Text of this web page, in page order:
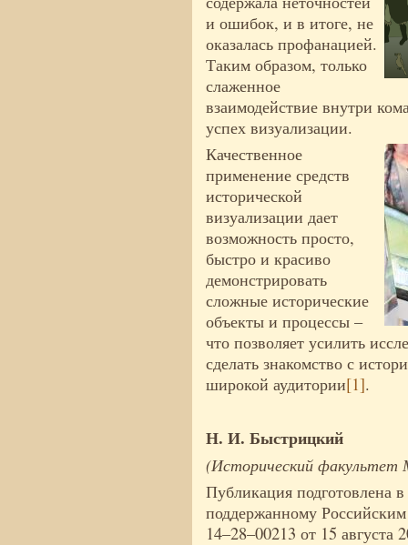
и ошибок, и в итоге, не
оказалась профанацией.
Таким образом, только
слаженное
взаимодействие внутри
успех визуализации.
Качественное
применение средств
исторической
визуализации дает
возможность просто,
быстро и красиво
демонстрировать
сложные исторические
объекты и процессы –
что позволяет усилить
сделать знакомство с
широкой аудитории[1].
Н. И. Быстрицкий
(Исторический
Публикация подготовлена
поддержанному
14–28–00213 от 15 августа